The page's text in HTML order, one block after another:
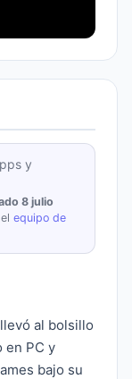
y
8 julio
equipo de
al bolsillo
en PC y
bajo su